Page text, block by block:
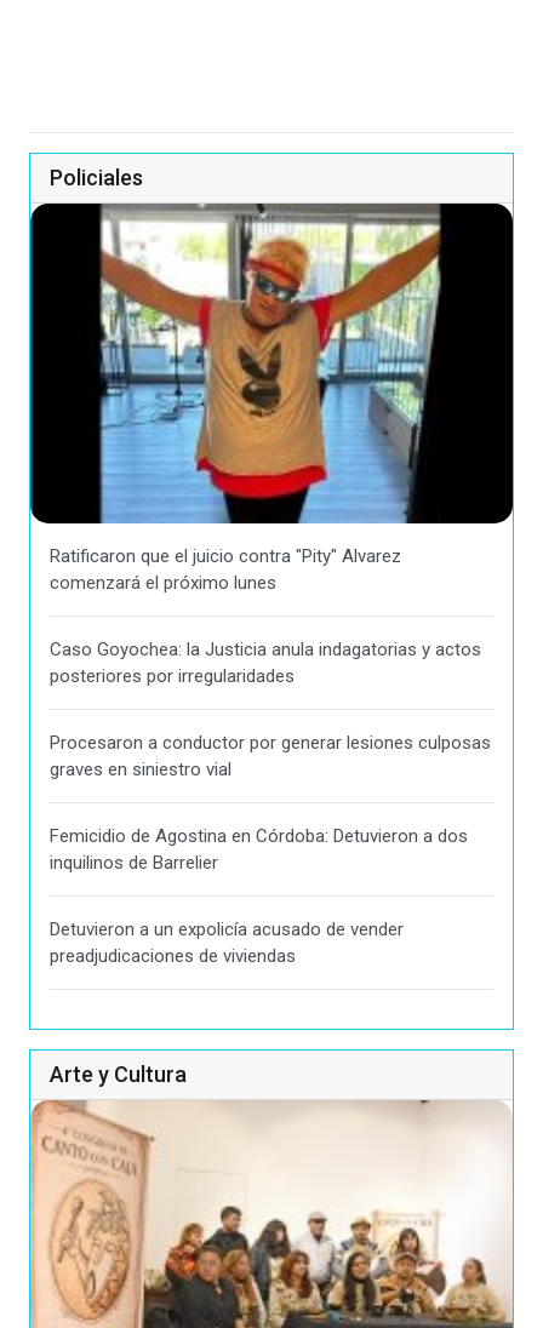
Policiales
Ratificaron que el juicio contra "Pity" Alvarez
comenzará el próximo lunes
Caso Goyochea: la Justicia anula indagatorias y actos
posteriores por irregularidades
Procesaron a conductor por generar lesiones culposas
graves en siniestro vial
Femicidio de Agostina en Córdoba: Detuvieron a dos
inquilinos de Barrelier
Detuvieron a un expolicía acusado de vender
preadjudicaciones de viviendas
Arte y Cultura